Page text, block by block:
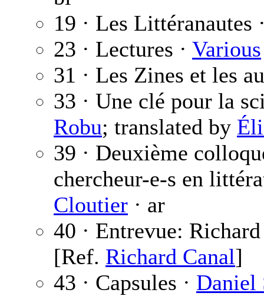
19 · Les Littéranautes
23 · Lectures · Various
31 · Les Zines et les
33 · Une clé pour la
Robu; translated by
39 · Deuxième
chercheur-e-s en
Cloutier · ar
40 · Entrevue:
[Ref. Richard Canal]
43 · Capsules · Daniel